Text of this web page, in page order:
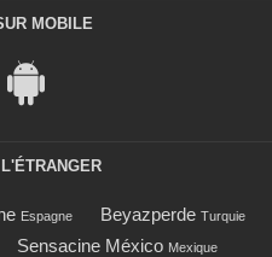
MOBILE
Espagne Beyazperde Turquie
Sensacine México Mexique